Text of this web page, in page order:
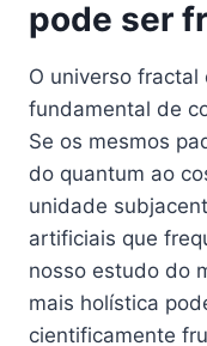
pode ser
O universo
fundamental de
Se os mesmos
do quantum ao
unidade
artificiais que
nosso estudo do
mais holística
cientificamente